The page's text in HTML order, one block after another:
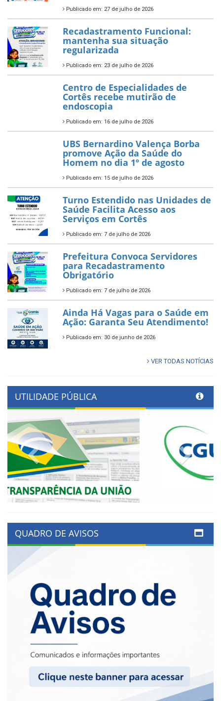
Publicado em: 27 de julho de 2026
Recadastramento Funcional:
mantenha sua situação
regularizada
Publicado em: 23 de julho de 2026
Centro de Especialidades de
Cortês recebe mutirão de
endoscopia
Publicado em: 16 de julho de 2026
UBS Bernardino Valença Borba
promove Ação da Saúde do
Homem no dia 1º de agosto
Publicado em: 15 de julho de 2026
Turno Estendido nas Unidades de
Saúde Facilita Acesso aos
Serviços em Cortês
Publicado em: 7 de julho de 2026
Prefeitura Convoca Servidores
para Recadastramento
Obrigatório
Publicado em: 7 de julho de 2026
Ainda Há Vagas para o Saúde em
Ação: Garanta Seu Atendimento!
Publicado em: 30 de junho de 2026
VER TODAS NOTÍCIAS
UTILIDADE PÚBLICA
Previous Next
QUADRO DE AVISOS